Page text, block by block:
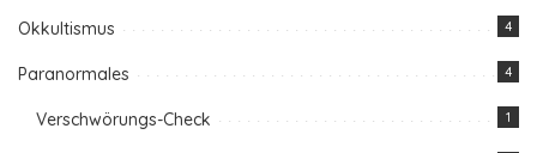
Okkultismus 4
Paranormales 4
Verschwörungs-Check 1